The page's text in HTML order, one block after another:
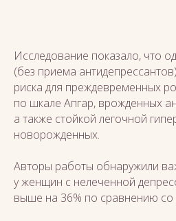
Исследование показало, что
(без приема
риска для преждевременных
по шкале Апгар, врожденных
а также стойкой легочной
новорожденных.
Авторы работы обнаружили
у женщин с нелеченной
выше на 36% по сравнению